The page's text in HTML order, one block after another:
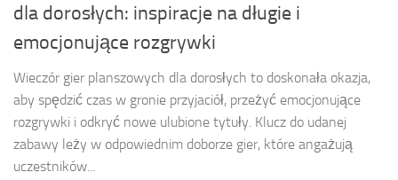
dla dorosłych: inspiracje na długie i
emocjonujące rozgrywki
Wieczór gier planszowych dla dorosłych to doskonała okazja,
aby spędzić czas w gronie przyjaciół, przeżyć emocjonujące
rozgrywki i odkryć nowe ulubione tytuły. Klucz do udanej
zabawy leży w odpowiednim doborze gier, które angażują
uczestników...